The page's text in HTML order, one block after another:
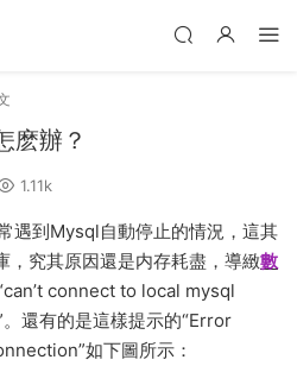
麽辦？
1.11k
遇到Mysql自動停止的情況，這其
究其原因還是内存耗盡，導緻數
connect to local mysql
還有的是這樣提示的“Error
如下圖所示：